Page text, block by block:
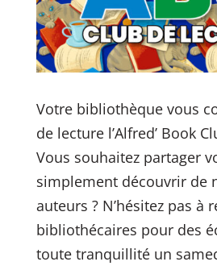
Votre bibliothèque vous
de lecture l’Alfred’ Book
Vous souhaitez partager
simplement découvrir de
auteurs ? N’hésitez pas à
bibliothécaires pour des
toute tranquillité un